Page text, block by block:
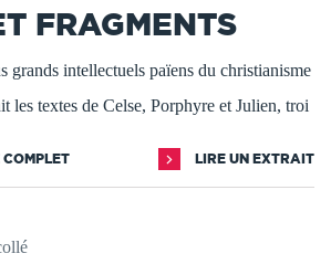
FRAGMENTS
grands intellectuels païens du christianisme
les textes de Celse, Porphyre et Julien, troi
COMPLET LIRE UN EXTRAIT